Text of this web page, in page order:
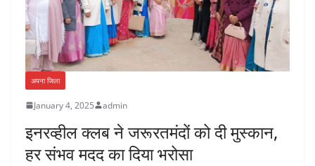
अपना जिला
January 4, 2025 admin
इनरव्हील क्लब ने जरूरतमंदों को दी मुस्कान,
हर संभव मदद का दिया भरोसा